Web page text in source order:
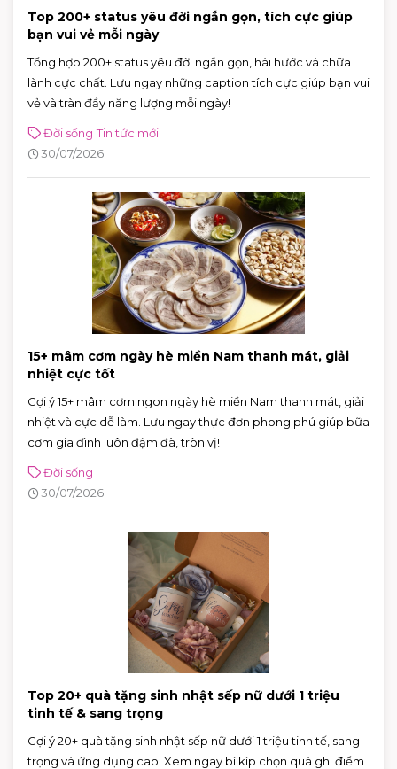
Top 200+ status yêu đời ngắn gọn, tích cực giúp
bạn vui vẻ mỗi ngày
Tổng hợp 200+ status yêu đời ngắn gọn, hài hước và chữa
lành cực chất. Lưu ngay những caption tích cực giúp bạn vui
vẻ và tràn đầy năng lượng mỗi ngày!
Đời sống Tin tức mới
30/07/2026
15+ mâm cơm ngày hè miền Nam thanh mát, giải
nhiệt cực tốt
Gợi ý 15+ mâm cơm ngon ngày hè miền Nam thanh mát, giải
nhiệt và cực dễ làm. Lưu ngay thực đơn phong phú giúp bữa
cơm gia đình luôn đậm đà, tròn vị!
Đời sống
30/07/2026
Top 20+ quà tặng sinh nhật sếp nữ dưới 1 triệu
tinh tế & sang trọng
Gợi ý 20+ quà tặng sinh nhật sếp nữ dưới 1 triệu tinh tế, sang
trọng và ứng dụng cao. Xem ngay bí kíp chọn quà ghi điểm